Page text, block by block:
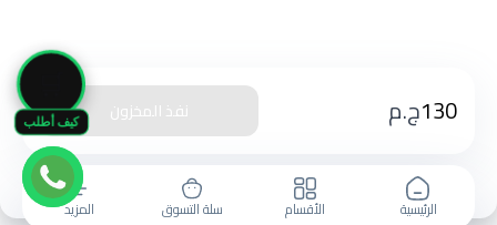
كيف أطلب 130ج.م نفذ المخزون
الرئيسية الأقسام سلة التسوق المزيد